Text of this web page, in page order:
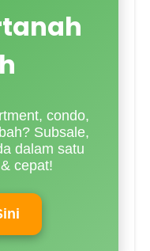
condo,
Subsale,
dalam satu
cepat!